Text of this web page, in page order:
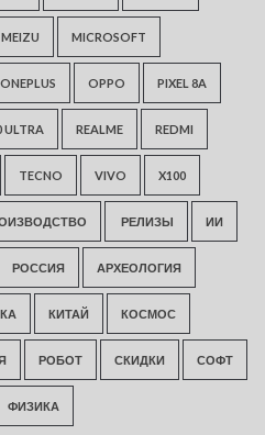
MEIZU MICROSOFT
ONEPLUS OPPO PIXEL 8A
ULTRA REALME REDMI
TECNO VIVO X100
РЕЛИЗЫ ИИ
РОССИЯ АРХЕОЛОГИЯ
КИТАЙ КОСМОС
РОБОТ СКИДКИ СОФТ
ФИЗИКА